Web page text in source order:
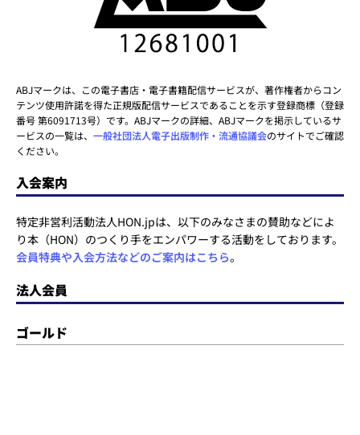
ABJマークは、この電子書店・電子書籍配信サービスが、著作権者からコン
テンツ使用許諾を得た正規版配信サービスであることを示す登録商標（登録
番号 第6091713号）です。ABJマークの詳細、ABJマークを掲示しているサ
ービスの一覧は、 一般社団法人電子出版制作・流通協議会のサイトでご確認
ください。
入会案内
特定非営利活動法人HON.jpは、以下のみなさまの賛助などによ
り本（HON）のつくり手をエンパワーする活動をしております。
会員特典や入会方法などのご案内はこちら。
法人会員
ゴールド